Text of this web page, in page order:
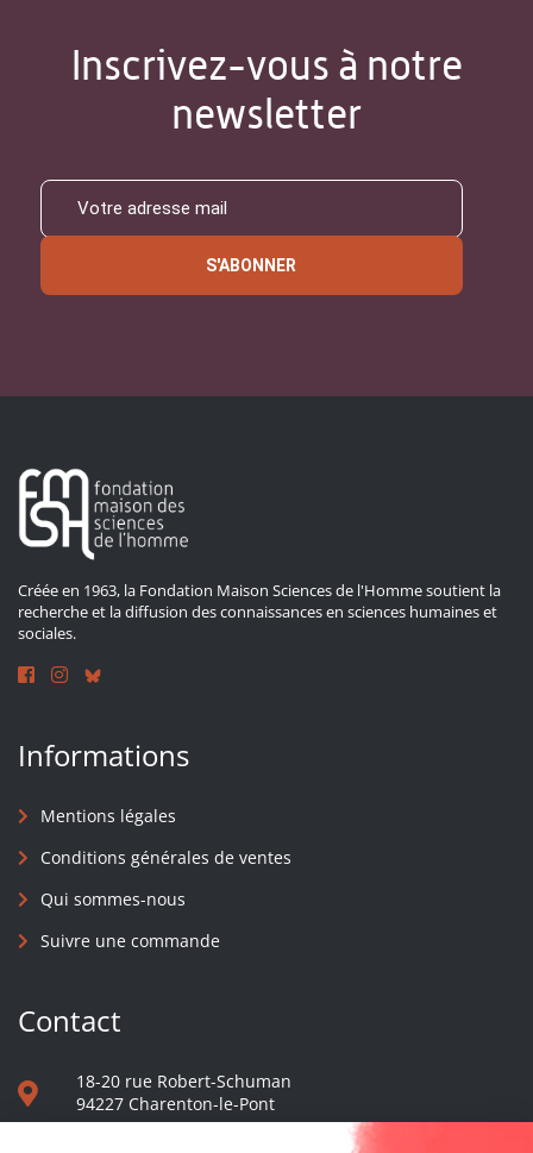
Inscrivez-vous à notre
newsletter
S'ABONNER
Créée en 1963, la Fondation Maison Sciences de l'Homme soutient la
recherche et la diffusion des connaissances en sciences humaines et
sociales.
Informations
Mentions légales
Conditions générales de ventes
Qui sommes-nous
Suivre une commande
Contact
18-20 rue Robert-Schuman
94227 Charenton-le-Pont